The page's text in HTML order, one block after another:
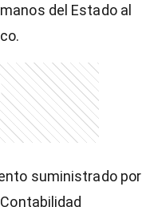
del Estado al
suministrado por